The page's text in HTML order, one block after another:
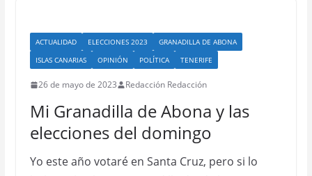
ACTUALIDAD ELECCIONES 2023
GRANADILLA DE ABONA
ISLAS CANARIAS
OPINIÓN POLÍTICA TENERIFE
26 de mayo de 2023 Redacción Redacción
Mi Granadilla de Abona y las
elecciones del domingo
Yo este año votaré en Santa Cruz, pero si lo